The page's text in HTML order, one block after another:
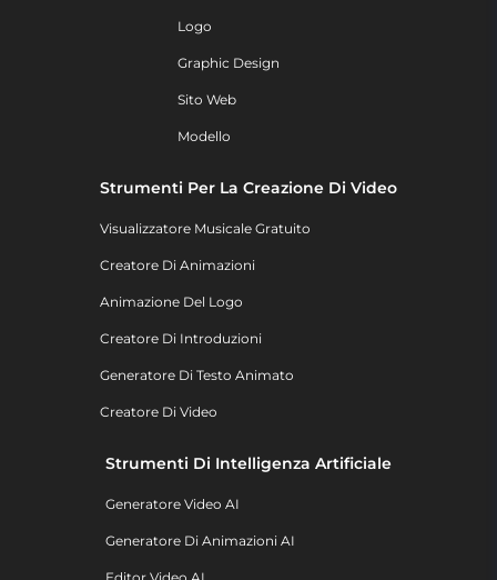
Logo
Graphic Design
Sito Web
Modello
Strumenti Per La Creazione Di Video
Visualizzatore Musicale Gratuito
Creatore Di Animazioni
Animazione Del Logo
Creatore Di Introduzioni
Generatore Di Testo Animato
Creatore Di Video
Strumenti Di Intelligenza Artificiale
Generatore Video AI
Generatore Di Animazioni AI